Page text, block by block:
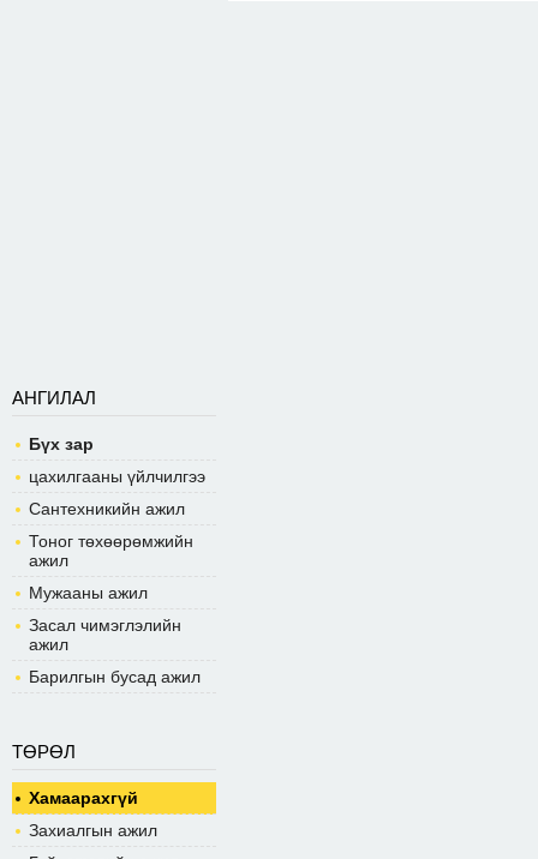
АНГИЛАЛ
Бүх зар
цахилгааны үйлчилгээ
Сантехникийн ажил
Тоног төхөөрөмжийн
ажил
Мужааны ажил
Засал чимэглэлийн
ажил
Барилгын бусад ажил
ТӨРӨЛ
Хамаарахгүй
Захиалгын ажил